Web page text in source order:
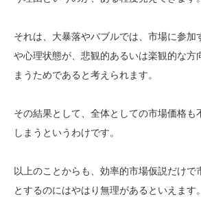
それは、大暴落やバブルでは、市場に参加
や心理状態が、悲観的あるいは楽観的な方
まうためであると考えられます。
その結果として、全体としての市場価格も
しまうというわけです。
以上のことからも、効率的市場仮説だけで
とするのにはやはり無理があるといえます。